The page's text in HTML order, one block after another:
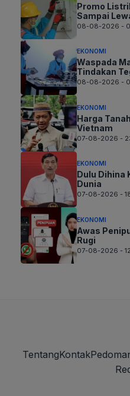
Promo
Sampai
08-08-2026 -
EKONOMI
Waspada
Tindakan
08-08-2026 -
EKONOMI
Harga
Vietnam
07-08-2026 -
EKONOMI
Dulu Dihina
Dunia
07-08-2026 -
EKONOMI
Awas
Rugi
07-08-2026 -
TentangKontak